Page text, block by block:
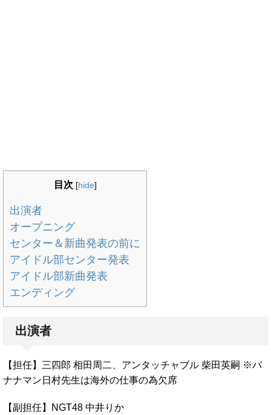
目次 [hide]
出演者
オープニング
センター＆新曲発表の前に
アイドル部センター発表
アイドル部新曲発表
エンディング
出演者
【担任】三四郎 相田周二、アンタッチャブル 柴田英嗣 ※バ
ナナマン日村先生は海外の仕事の為欠席
【副担任】NGT48 中井りか